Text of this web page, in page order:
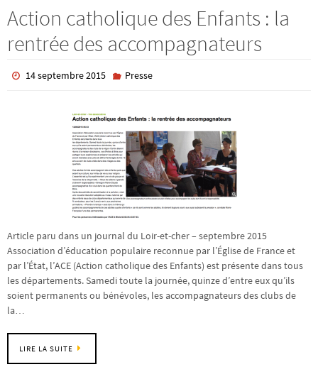
Action catholique des Enfants : la
rentrée des accompagnateurs
14 septembre 2015 Presse
Article paru dans un journal du Loir-et-cher – septembre 2015
Association d’éducation populaire reconnue par l’Église de France et
par l’État, l’ACE (Action catholique des Enfants) est présente dans tous
les départements. Samedi toute la journée, quinze d’entre eux qu’ils
soient permanents ou bénévoles, les accompagnateurs des clubs de
la…
LIRE LA SUITE